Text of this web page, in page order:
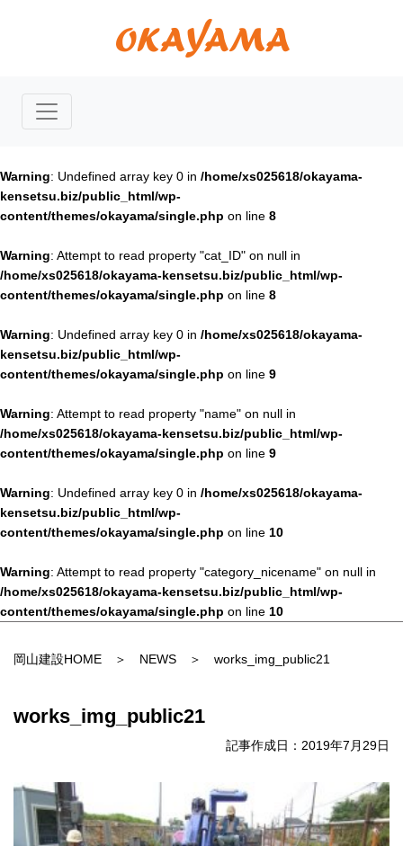
Warning: Undefined array key 0 in /home/xs025618/okayama-
kensetsu.biz/public_html/wp-
content/themes/okayama/single.php on line 8
Warning: Attempt to read property "cat_ID" on null in
/home/xs025618/okayama-kensetsu.biz/public_html/wp-
content/themes/okayama/single.php on line 8
Warning: Undefined array key 0 in /home/xs025618/okayama-
kensetsu.biz/public_html/wp-
content/themes/okayama/single.php on line 9
Warning: Attempt to read property "name" on null in
/home/xs025618/okayama-kensetsu.biz/public_html/wp-
content/themes/okayama/single.php on line 9
Warning: Undefined array key 0 in /home/xs025618/okayama-
kensetsu.biz/public_html/wp-
content/themes/okayama/single.php on line 10
Warning: Attempt to read property "category_nicename" on null in
/home/xs025618/okayama-kensetsu.biz/public_html/wp-
content/themes/okayama/single.php on line 10
岡山建設HOME ＞ NEWS ＞ works_img_public21
works_img_public21
記事作成日：2019年7月29日